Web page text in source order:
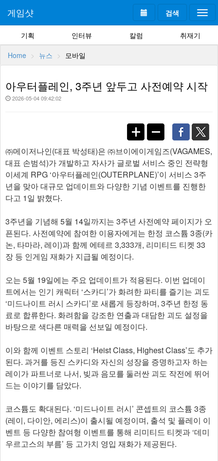
검색
게임샷
기획 인터뷰 칼럼 취재기
Home 뉴스 모바일
아우터플레인, 3주년 앞두고 사전예약 시작
2026-05-04 09:42:02
㈜메이저나인(대표 박성태)은 ㈜브이에이게임즈(VAGAMES,
대표 손범석)가 개발하고 자사가 글로벌 서비스 중인 전략형
이세계 RPG ‘아우터플레인(OUTERPLANE)’이 서비스 3주
년을 맞아 대규모 업데이트와 다양한 기념 이벤트를 진행한
다고 1일 밝혔다.
3주년을 기념해 5월 14일까지는 3주년 사전예약 페이지가 오
픈된다. 사전예약에 참여한 이용자에게는 한정 코스튬 3종(카
논, 타마라, 레이)과 함께 에테르 3,333개, 리미티드 티켓 33
장 등 인게임 재화가 지급될 예정이다.
오는 5월 19일에는 주요 업데이트가 적용된다. 이번 업데이
트에서는 인기 캐릭터 ‘스카디’가 화려한 파티를 즐기는 괴도
‘미드나이트 러시 스카디’로 새롭게 등장하며, 3주년 한정 동
료로 합류한다. 화려함을 강조한 연출과 대담한 괴도 설정을
바탕으로 색다른 매력을 선보일 예정이다.
이와 함께 이벤트 스토리 ‘Heist Class, Highest Class’도 추가
된다. 과거를 등진 스카디와 자신의 성장을 증명하고자 하는
레이가 파트너로 나서, 빚과 음모를 둘러싼 괴도 작전에 뛰어
드는 이야기를 담았다.
코스튬도 확대된다. ‘미드나이트 러시’ 콘셉트의 코스튬 3종
(레이, 다이안, 에리스)이 출시될 예정이며, 출석 및 플레이 이
벤트 등 다양한 참여형 이벤트를 통해 리미티드 티켓과 ‘데미
우르고스의 부름’ 등 고가치 영입 재화가 제공된다.